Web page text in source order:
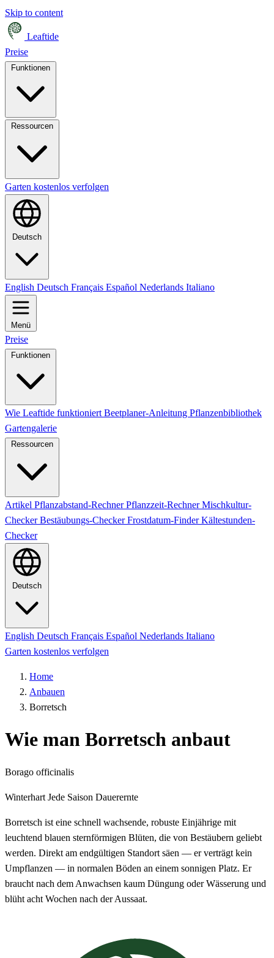
Skip to content
Leaftide
Preise
Garten kostenlos verfolgen
Deutsch
English Deutsch Français Español Nederlands Italiano
Menü
Preise
Funktionen
Wie Leaftide funktioniert Beetplaner-Anleitung Pflanzenbibliothek
Gartengalerie
Ressourcen
Artikel Pflanzabstand-RechnerPflanzzeit-RechnerMischkultur-
CheckerBestäubungs-CheckerFrostdatum-FinderKältestunden-
Checker
Deutsch
English Deutsch Français Español Nederlands Italiano
Garten kostenlos verfolgen
Home
Anbauen
Borretsch
Wie man Borretsch anbaut
Borago officinalis
Winterhart Jede Saison Dauerernte
Borretsch ist eine schnell wachsende, robuste Einjährige mit
leuchtend blauen sternförmigen Blüten, die von Bestäubern geliebt
werden. Direkt am endgültigen Standort säen — er verträgt kein
Umpflanzen — in normalen Böden an einem sonnigen Platz. Er
braucht nach dem Anwachsen kaum Düngung oder Wässerung und
blüht acht Wochen nach der Aussaat.